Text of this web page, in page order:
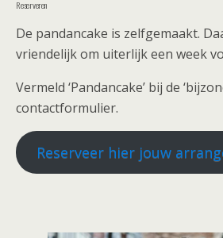
Reserveren
De pandancake is zelfgemaakt.
vriendelijk om uiterlijk een week
Vermeld ‘Pandancake’ bij de
contactformulier.
Reserveer hier jouw